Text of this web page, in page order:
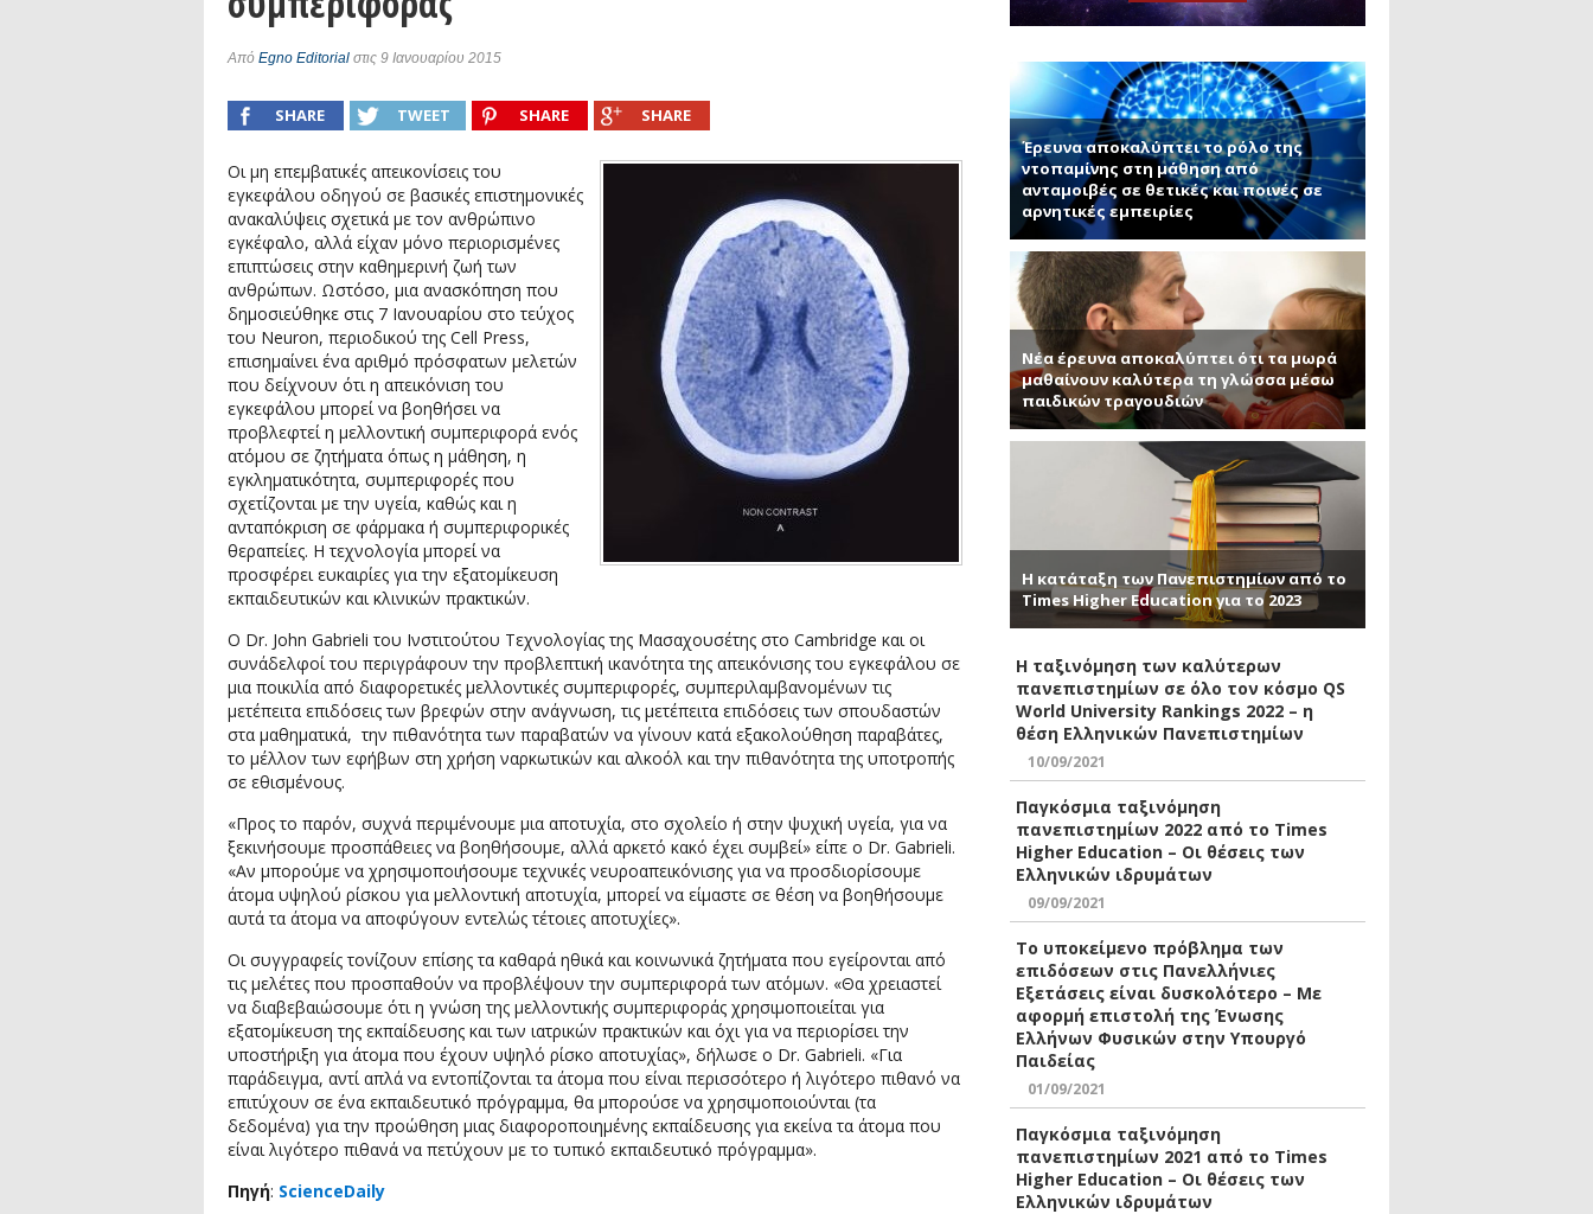
Συνέντευξη: Συζητώντας με τον ερευνητή κ. Παντελή Μπάμπουλη για τα ενδιαφέροντα τεχνητά υλικά, γερμανένιο και πυριτένιο (Μέρος
podcast: Τι είναι τα Βαρυτικά Κύματα (Συνέντευξη με τον Ερωτόκριτο Κατσαβουνίδη, διευθυντή έρευνας στο ΜΙΤ)
podcast: Αναζητώντας τα Βαρυτικά Κύματα (Συνέντευξη με τον Χρήστο Τσάγκα, Αναπληρωτή Καθηγητή του ΑΠΘ)
Από Egno Editorial στις 9 Ιανουαρίου 2015
SHARE TWEET SHARE SHARE
Οι μη επεμβατικές απεικονίσεις του
εγκεφάλου οδηγού σε βασικές επιστημονικές
ανακαλύψεις σχετικά με τον ανθρώπινο
εγκέφαλο, αλλά είχαν μόνο περιορισμένες
επιπτώσεις στην καθημερινή ζωή των
ανθρώπων. Ωστόσο, μια ανασκόπηση που
δημοσιεύθηκε στις 7 Ιανουαρίου στο τεύχος
του Neuron, περιοδικού της Cell Press,
επισημαίνει ένα αριθμό πρόσφατων μελετών
που δείχνουν ότι η απεικόνιση του
εγκεφάλου μπορεί να βοηθήσει να
προβλεφτεί η μελλοντική συμπεριφορά ενός
ατόμου σε ζητήματα όπως η μάθηση, η
εγκληματικότητα, συμπεριφορές που
σχετίζονται με την υγεία, καθώς και η
ανταπόκριση σε φάρμακα ή συμπεριφορικές
θεραπείες. Η τεχνολογία μπορεί να
προσφέρει ευκαιρίες για την εξατομίκευση
εκπαιδευτικών και κλινικών πρακτικών.
Ο Dr. John Gabrieli του Ινστιτούτου Τεχνολογίας της Μασαχουσέτης στο Cambridge και οι
συνάδελφοί του περιγράφουν την προβλεπτική ικανότητα της απεικόνισης του εγκεφάλου σε
μια ποικιλία από διαφορετικές μελλοντικές συμπεριφορές, συμπεριλαμβανομένων τις
μετέπειτα επιδόσεις των βρεφών στην ανάγνωση, τις μετέπειτα επιδόσεις των σπουδαστών
στα μαθηματικά, την πιθανότητα των παραβατών να γίνουν κατά εξακολούθηση παραβάτες,
το μέλλον των εφήβων στη χρήση ναρκωτικών και αλκοόλ και την πιθανότητα της υποτροπής
σε εθισμένους.
«Προς το παρόν, συχνά περιμένουμε μια αποτυχία, στο σχολείο ή στην ψυχική υγεία, για να
ξεκινήσουμε προσπάθειες να βοηθήσουμε, αλλά αρκετό κακό έχει συμβεί» είπε ο Dr. Gabrieli.
«Αν μπορούμε να χρησιμοποιήσουμε τεχνικές νευροαπεικόνισης για να προσδιορίσουμε
άτομα υψηλού ρίσκου για μελλοντική αποτυχία, μπορεί να είμαστε σε θέση να βοηθήσουμε
αυτά τα άτομα να αποφύγουν εντελώς τέτοιες αποτυχίες».
Οι συγγραφείς τονίζουν επίσης τα καθαρά ηθικά και κοινωνικά ζητήματα που εγείρονται από
τις μελέτες που προσπαθούν να προβλέψουν την συμπεριφορά των ατόμων. «Θα χρειαστεί
να διαβεβαιώσουμε ότι η γνώση της μελλοντικής συμπεριφοράς χρησιμοποιείται για
εξατομίκευση της εκπαίδευσης και των ιατρικών πρακτικών και όχι για να περιορίσει την
υποστήριξη για άτομα που έχουν υψηλό ρίσκο αποτυχίας», δήλωσε ο Dr. Gabrieli. «Για
παράδειγμα, αντί απλά να εντοπίζονται τα άτομα που είναι περισσότερο ή λιγότερο πιθανό να
επιτύχουν σε ένα εκπαιδευτικό πρόγραμμα, θα μπορούσε να χρησιμοποιούνται (τα
δεδομένα) για την προώθηση μιας διαφοροποιημένης εκπαίδευσης για εκείνα τα άτομα που
είναι λιγότερο πιθανά να πετύχουν με το τυπικό εκπαιδευτικό πρόγραμμα».
Πηγή: ScienceDaily
Έρευνα αποκαλύπτει το ρόλο της
ντοπαμίνης στη μάθηση από
ανταμοιβές σε θετικές και ποινές σε
αρνητικές εμπειρίες
Νέα έρευνα αποκαλύπτει ότι τα μωρά
μαθαίνουν καλύτερα τη γλώσσα μέσω
παιδικών τραγουδιών
Η κατάταξη των Πανεπιστημίων από το
Times Higher Education για το 2023
Η ταξινόμηση των καλύτερων
πανεπιστημίων σε όλο τον κόσμο QS
World University Rankings 2022 – η
θέση Ελληνικών Πανεπιστημίων
10/09/2021
Παγκόσμια ταξινόμηση
πανεπιστημίων 2022 από το Times
Higher Education – Οι θέσεις των
Ελληνικών ιδρυμάτων
09/09/2021
Το υποκείμενο πρόβλημα των
επιδόσεων στις Πανελλήνιες
Εξετάσεις είναι δυσκολότερο – Με
αφορμή επιστολή της Ένωσης
Ελλήνων Φυσικών στην Υπουργό
Παιδείας
01/09/2021
Παγκόσμια ταξινόμηση
πανεπιστημίων 2021 από το Times
Higher Education – Οι θέσεις των
Ελληνικών ιδρυμάτων